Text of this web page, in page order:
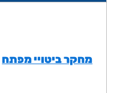
מחקר ביטויי מפתח